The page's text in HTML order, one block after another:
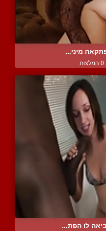
מיני...
0 המלצות
לו הפת...